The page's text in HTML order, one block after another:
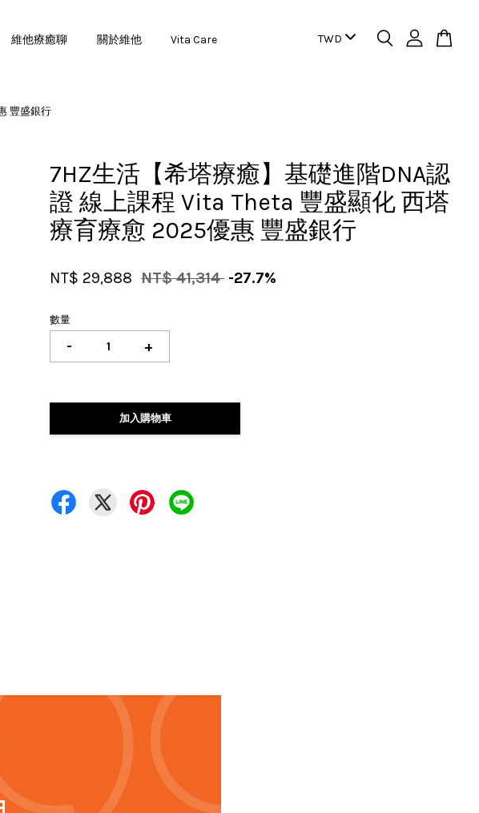
維他療癒聊 關於維他 Vita Care
豐盛銀行
7HZ生活【希塔療癒】基礎進階DNA認
證 線上課程 Vita Theta 豐盛顯化 西塔
療育療愈 2025優惠 豐盛銀行
NT$ 29,888 NT$ 41,314 -27.7%
數量
- +
加入購物車